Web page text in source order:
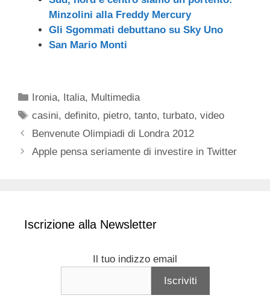
Minzolini alla Freddy Mercury
Gli Sgommati debuttano su Sky Uno
San Mario Monti
Categorie
Ironia, Italia, Multimedia
Tag
casini,definito, pietro,tanto,turbato,video
Benvenute Olimpiadi di Londra 2012
Apple pensa seriamente di investire in Twitter
Iscrizione alla Newsletter
Il tuo indizzo email